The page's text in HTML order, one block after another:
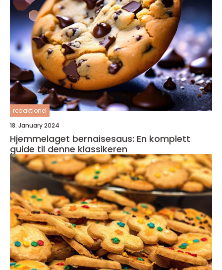
redaktionel
18. January 2024
Hjemmelaget bernaisesaus: En komplett
guide til denne klassikeren